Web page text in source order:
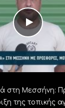
στη Μεσσήνη:
της τοπικής